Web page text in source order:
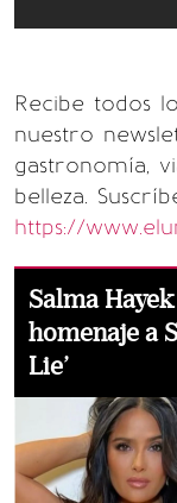
Recibe todos
nuestro
gastronomía,
belleza.
https://
Salma
homenaje a
Lie’